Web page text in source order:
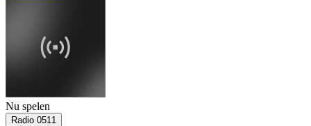
Nu spelen
Radio 0511